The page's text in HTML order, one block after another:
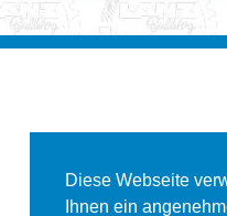
Diese Webseite
Ihnen ein